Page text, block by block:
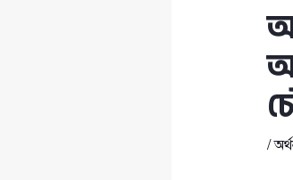
/